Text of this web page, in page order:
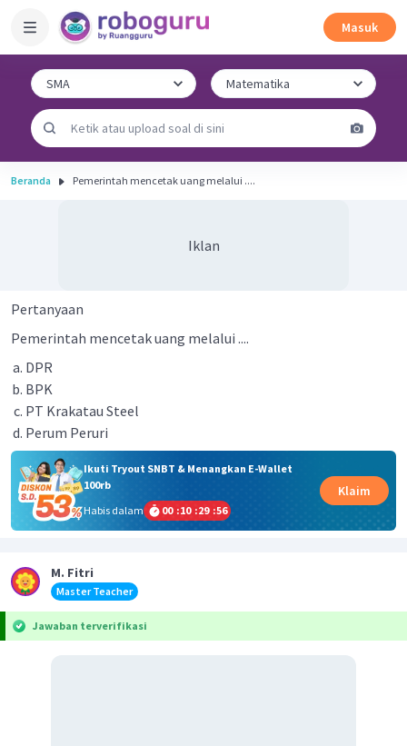
Masuk
Beranda Pemerintah mencetak uang melalui ....
Iklan
Pertanyaan
Pemerintah mencetak uang melalui ....
DPR
BPK
PT Krakatau Steel
Perum Peruri
Ikuti Tryout SNBT & Menangkan E-Wallet
100rb
Habis dalam
00 :10 :29 :56
Klaim
M. Fitri
Master Teacher
Jawaban terverifikasi